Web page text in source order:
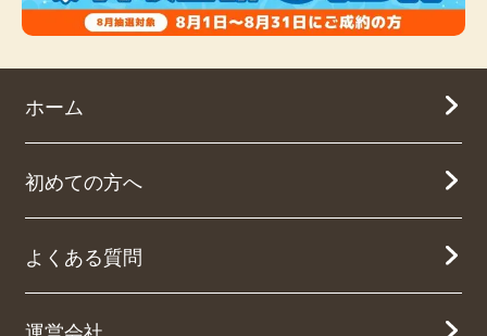
ホーム
初めての方へ
よくある質問
運営会社